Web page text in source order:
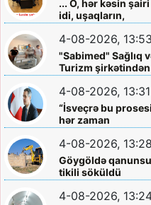
... O, hər kəsin şairi
idi, uşaqların,
gənclərin,
böyüklərin qəlbinə
yol tapan incə
söz sərrafı idi...
4-08-2026, 13:53
"Sabimed" Sağlıq
Turizm şirkətindən
növbəti xeyirxah
addım – Türkiyədə
müalicə alan
körpəyə hərtərəfli
dəstək
4-08-2026, 13:31
“İsveçrə bu prosesi
hər zaman
dəstəkləməyə
hazırdır”
4-08-2026, 13:28
Göygöldə
tikili söküldü
4-08-2026,